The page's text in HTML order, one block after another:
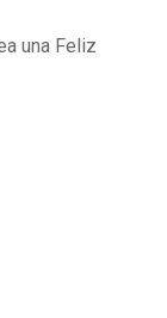
una Feliz